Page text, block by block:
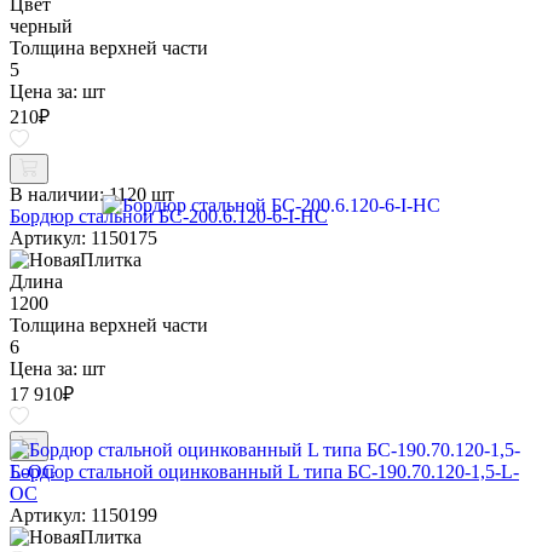
Цвет
черный
Толщина верхней части
5
Цена за: шт
210₽
В наличии: 1120 шт
Бордюр стальной БС-200.6.120-6-I-НС
Артикул: 1150175
Длина
1200
Толщина верхней части
6
Цена за: шт
17 910₽
Бордюр стальной оцинкованный L типа БС-190.70.120-1,5-L-
ОС
Артикул: 1150199